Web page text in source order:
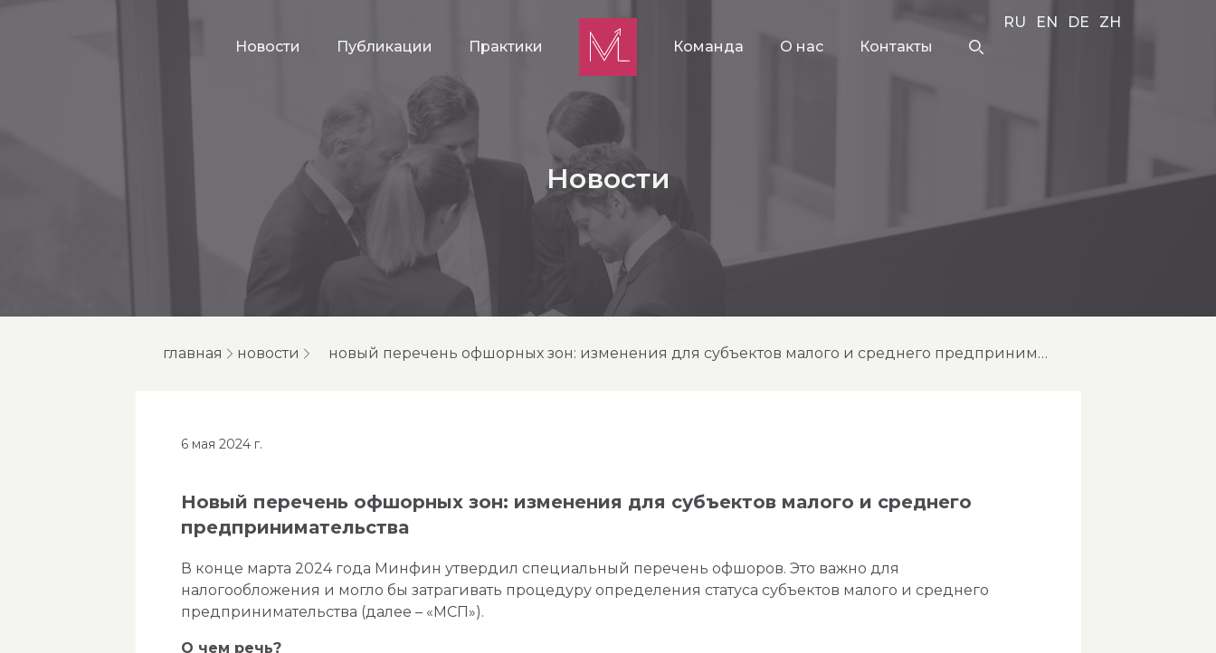
Новости Публикации Практики Команда О нас Контакты
RU EN DE ZH
Новости
главная новости новый перечень офшорных зон: изменения для субъектов малого и среднего предпринимательства
6 мая 2024 г.
Новый перечень офшорных зон: изменения для субъектов малого и среднего
предпринимательства
В конце марта 2024 года Минфин утвердил специальный перечень офшоров. Это важно для
налогообложения и могло бы затрагивать процедуру определения статуса субъектов малого и среднего
предпринимательства (далее – «МСП»).
О чем речь?